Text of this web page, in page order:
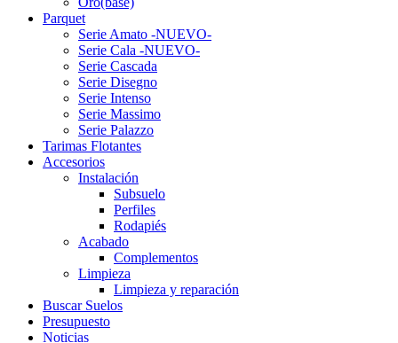
Parquet
Serie Amato -NUEVO-
Serie Cala -NUEVO-
Serie Cascada
Serie Disegno
Serie Intenso
Serie Massimo
Serie Palazzo
Tarimas Flotantes
Accesorios
Instalación
Subsuelo
Perfiles
Rodapiés
Acabado
Complementos
Limpieza
Limpieza y reparación
Buscar Suelos
Presupuesto
Noticias